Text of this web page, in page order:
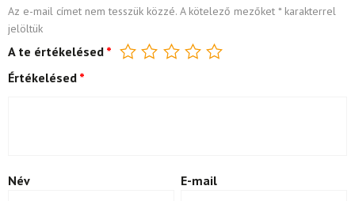
Az e-mail címet nem tesszük közzé. A kötelező mezőket *karakterrel
jelöltük
A te értékelésed *
Értékelésed *
Név E-mail